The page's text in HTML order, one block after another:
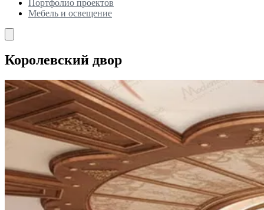
Портфолио проектов
Мебель и освещение
Королевский двор